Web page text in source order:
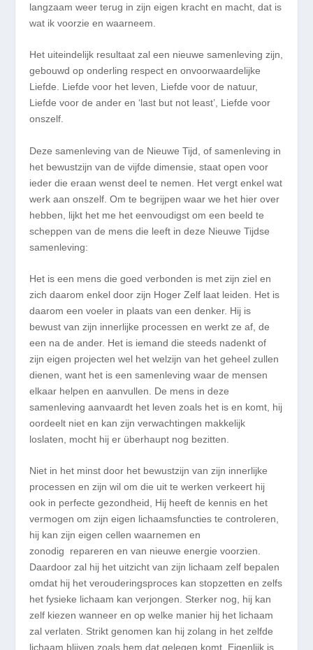
langzaam weer terug in zijn eigen kracht en macht, dat is
wat ik voorzie en waarneem.
Het uiteindelijk resultaat zal een nieuwe samenleving zijn,
gebouwd op onderling respect en onvoorwaardelijke
Liefde. Liefde voor het leven, Liefde voor de natuur,
Liefde voor de ander en ‘last but not least’, Liefde voor
onszelf.
Deze samenleving van de Nieuwe Tijd, of samenleving in
het bewustzijn van de vijfde dimensie, staat open voor
ieder die eraan wenst deel te nemen. Het vergt enkel wat
werk aan onszelf. Om te begrijpen waar we het hier over
hebben, lijkt het me het eenvoudigst om een beeld te
scheppen van de mens die leeft in deze Nieuwe Tijdse
samenleving:
Het is een mens die goed verbonden is met zijn ziel en
zich daarom enkel door zijn Hoger Zelf laat leiden. Het is
daarom een voeler in plaats van een denker. Hij is
bewust van zijn innerlijke processen en werkt ze af, de
een na de ander. Het is iemand die steeds nadenkt of
zijn eigen projecten wel het welzijn van het geheel zullen
dienen, want het is een samenleving waar de mensen
elkaar helpen en aanvullen. De mens in deze
samenleving aanvaardt het leven zoals het is en komt, hij
oordeelt niet en kan zijn verwachtingen makkelijk
loslaten, mocht hij er überhaupt nog bezitten.
Niet in het minst door het bewustzijn van zijn innerlijke
processen en zijn wil om die uit te werken verkeert hij
ook in perfecte gezondheid, Hij heeft de kennis en het
vermogen om zijn eigen lichaamsfuncties te controleren,
hij kan zijn eigen cellen waarnemen en
zonodig repareren en van nieuwe energie voorzien.
Daardoor zal hij het uitzicht van zijn lichaam zelf bepalen
omdat hij het verouderingsproces kan stopzetten en zelfs
het fysieke lichaam kan verjongen. Sterker nog, hij kan
zelf kiezen wanneer en op welke manier hij het lichaam
zal verlaten. Strikt genomen kan hij zolang in het zelfde
lichaam blijven zoals hem dat gelegen komt. Eigenlijk is